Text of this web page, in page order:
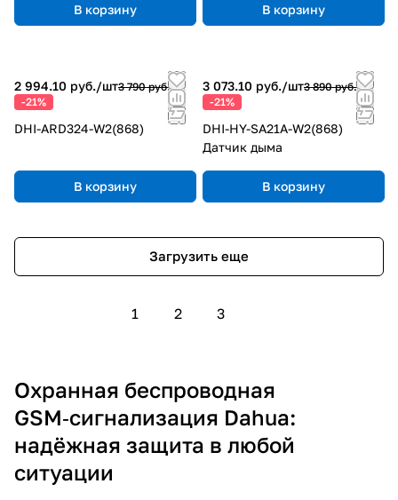
В корзину В корзину
2 994.10 руб./шт3 790 руб.
-21%
DHI-ARD324-W2(868)
В корзину
3 073.10 руб./шт3 890 руб.
-21%
DHI-HY-SA21A-W2(868)
Датчик дыма
В корзину
Загрузить еще
1 2 3
Охранная беспроводная
GSM‑сигнализация Dahua:
надёжная защита в любой
ситуации